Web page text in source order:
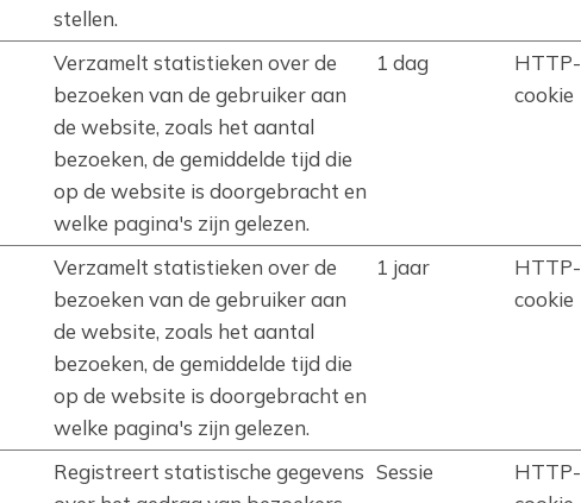
stellen.
Verzamelt statistieken over de
bezoeken van de gebruiker aan
de website, zoals het aantal
bezoeken, de gemiddelde tijd die
op de website is doorgebracht en
welke pagina's zijn gelezen.
1 dag
HTTP-
cookie
Verzamelt statistieken over de
bezoeken van de gebruiker aan
de website, zoals het aantal
bezoeken, de gemiddelde tijd die
op de website is doorgebracht en
welke pagina's zijn gelezen.
1 jaar
HTTP-
cookie
Registreert statistische gegevens Sessie
HTTP-